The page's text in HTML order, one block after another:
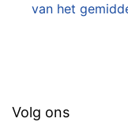
van het
Volg ons